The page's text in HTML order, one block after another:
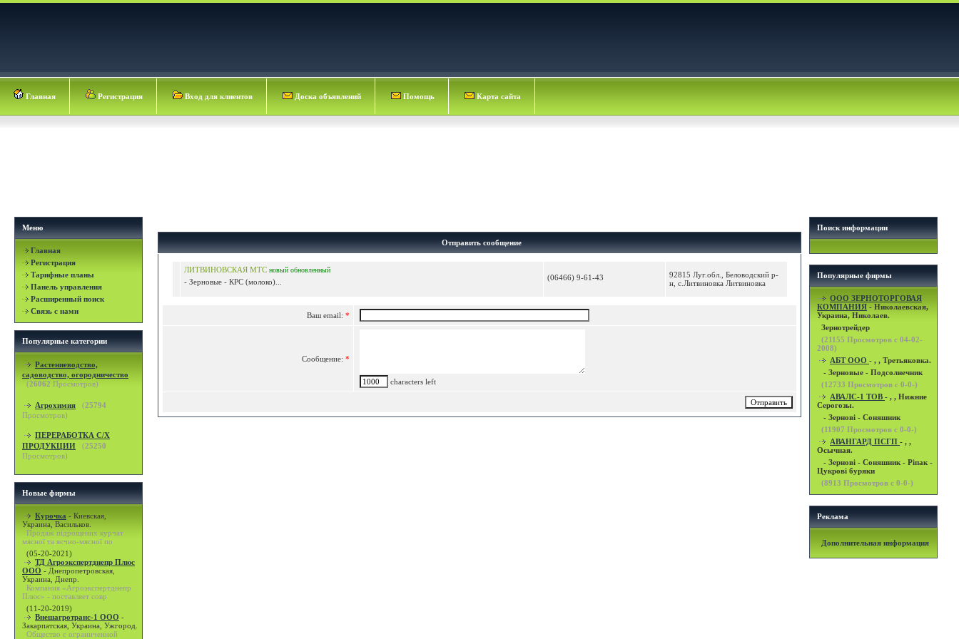
Главная Регистрация Вход для клиентов Доска объявлений Помощь Карта сайта
Меню
Главная
Регистрация
Тарифные планы
Панель управления
Расширенный поиск
Связь с нами
Популярные категории
Растениеводство,
садоводство, огородничество
(26062 Просмотров)
Агрохимия (25794
Просмотров)
ПЕРЕРАБОТКА С/Х
ПРОДУКЦИИ
(25250
Просмотров)
Новые фирмы
Курочка - Киевская,
Украина, Васильков.
Продаж підрощених курчат
мясної та яєчно-мясної по
(05-20-2021)
ТД Агроэкспертднепр Плюс
ООО - Днепропетровская,
Украина, Днепр.
Компания «Агроэкспертднепр
Плюс» - поставляет совр
(11-20-2019)
Внешагротранс-1 ООО -
Закарпатская, Украина, Ужгород.
Общество с ограниченной
Отправить сообщение
ЛИТВИНОВСКАЯ МТС новый обновленный
- Зерновые - КРС (молоко)... (06466) 9-61-43
92815 Луг.обл., Беловодский р-
н, с.Литвиновка Литвиновка
Ваш email: *
Сообщение: *
characters left
Поиск информации
Популярные фирмы
OOO ЗЕРНОТОРГОВАЯ
КОМПАНИЯ - Николаевская,
Украина, Николаев.
Зернотрейдер
(21155 Просмотров с 04-02-
2008)
АБТ ООО - , , Третьяковка.
- Зерновые - Подсолнечник
(12733 Просмотров с 0-0-)
АВАЛС-1 ТОВ - , , Нижние
Серогозы.
- Зернові - Соняшник
(11907 Просмотров с 0-0-)
АВАНГАРД ПСГП - , ,
Осычная.
- Зернові - Соняшник - Ріпак -
Цукрові буряки
(8913 Просмотров с 0-0-)
Реклама
Дополнительная информация